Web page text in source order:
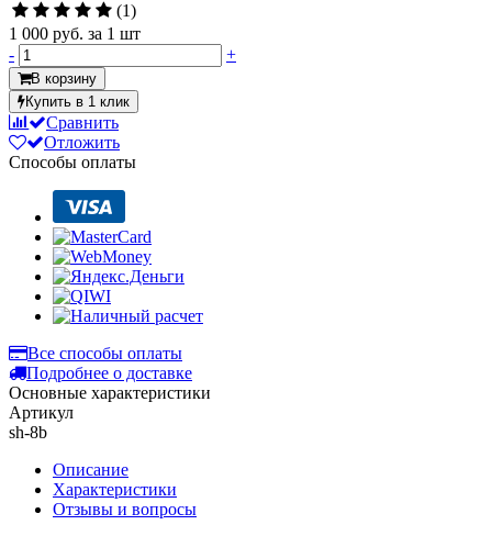
(1)
1 000 руб. за 1 шт
-
+
В корзину
Купить в 1 клик
Сравнить
Отложить
Способы оплаты
Все способы оплаты
Подробнее о доставке
Основные характеристики
Артикул
sh-8b
Описание
Характеристики
Отзывы и вопросы